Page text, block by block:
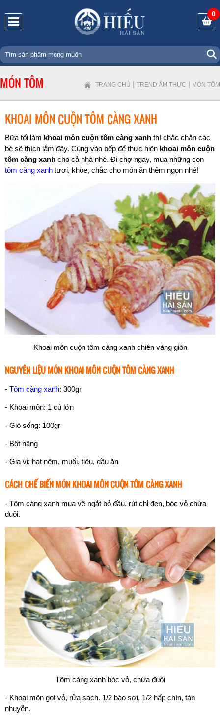
0
MÓN TÔM TRANG CHỦ | TREND ẨM THỰC | MÓN TÔM
KHOAI MÔN CUỘN TÔM CÀNG XANH
Bữa tối làm khoai môn cuộn tôm càng xanh thì chắc chắn các
bé sẽ thích lắm đây. Cùng vào bếp để thực hiện khoai môn cuộn
tôm càng xanh cho cả nhà nhé. Đi chợ ngay, mua những con
tôm càng xanh tươi, khỏe, chắc cho món ăn thêm ngon nhé!
Khoai môn cuộn tôm càng xanh chiên vàng giòn
NGUYÊN LIỆU MÓN KHOAI MÔN CUỘN TÔM CÀNG XANH
- Tôm càng xanh: 300gr
- Khoai môn: 1 củ lớn
- Giò sống: 100gr
- Bột năng
- Gia vị: hạt nêm, muối, tiêu, dầu ăn
CÁCH CHẾ BIẾN MÓN KHOAI MÔN CUỘN TÔM CÀNG XANH
- Tôm càng xanh mua về ngắt bỏ đầu, rút chỉ đen, bóc vỏ chừa
đuôi.
Tôm càng xanh bóc vỏ, chừa đuôi
- Khoai môn gọt vỏ, rửa sạch. 1/2 bào sợi, 1/2 hấp chín, tán
nhuyễn.